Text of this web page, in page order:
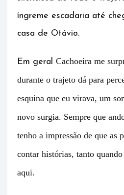
íngreme escadaria até
casa de Otávio.
Em geral Cachoeira me
durante o trajeto dá para
esquina que eu virava, um
novo surgia. Sempre que
tenho a impressão de que as
contar histórias, tanto
aqui.